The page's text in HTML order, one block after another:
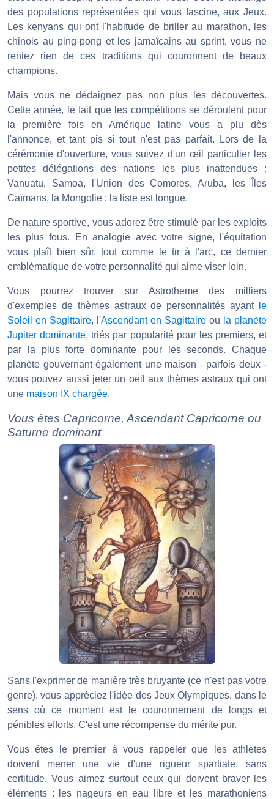
des populations représentées qui vous fascine, aux Jeux.
Les kenyans qui ont l'habitude de briller au marathon, les
chinois au ping-pong et les jamaïcains au sprint, vous ne
reniez rien de ces traditions qui couronnent de beaux
champions.
Mais vous ne dédaignez pas non plus les découvertes.
Cette année, le fait que les compétitions se déroulent pour
la première fois en Amérique latine vous a plu dès
l'annonce, et tant pis si tout n'est pas parfait. Lors de la
cérémonie d'ouverture, vous suivez d'un œil particulier les
petites délégations des nations les plus inattendues :
Vanuatu, Samoa, l'Union des Comores, Aruba, les Îles
Caïmans, la Mongolie : la liste est longue.
De nature sportive, vous adorez être stimulé par les exploits
les plus fous. En analogie avec votre signe, l'équitation
vous plaît bien sûr, tout comme le tir à l'arc, ce dernier
emblématique de votre personnalité qui aime viser loin.
Vous pourrez trouver sur Astrotheme des milliers
d'exemples de thèmes astraux de personnalités ayant
le
Soleil en Sagittaire, l'Ascendant en Sagittaire ou la planète
Jupiter dominante, triés par popularité pour les premiers, et
par la plus forte dominante pour les seconds. Chaque
planète gouvernant également une maison - parfois deux -
vous pouvez aussi jeter un oeil aux thèmes astraux qui ont
une maison IX chargée.
Vous êtes Capricorne, Ascendant Capricorne ou
Saturne dominant
Sans l'exprimer de manière très bruyante (ce n'est pas votre
genre), vous appréciez l'idée des Jeux Olympiques, dans le
sens où ce moment est le couronnement de longs et
pénibles efforts. C'est une récompense du mérite pur.
Vous êtes le premier à vous rappeler que les athlètes
doivent mener une vie d'une rigueur spartiate, sans
certitude. Vous aimez surtout ceux qui doivent braver les
éléments : les nageurs en eau libre et les marathoniens